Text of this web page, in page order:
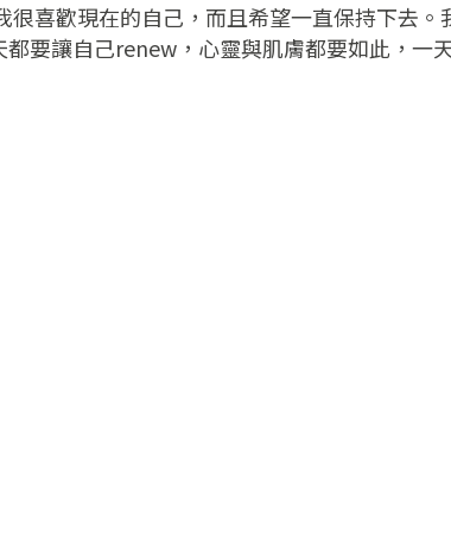
喜歡現在的自己，而且希望一直保持下去。
要讓自己renew，心靈與肌膚都要如此，一